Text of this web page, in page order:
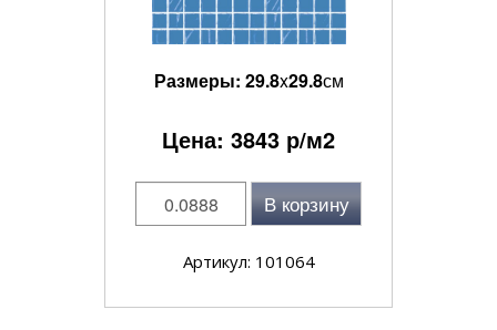
Размеры: 29.8x29.8см
Цена: 3843 р/м2
В корзину
Артикул: 101064